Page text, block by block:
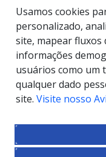
Página
19
Informação e
Usamos cookies
personalizado,
site, mapear fluxos
informações
usuários como um
qualquer dado
site. Visite nosso